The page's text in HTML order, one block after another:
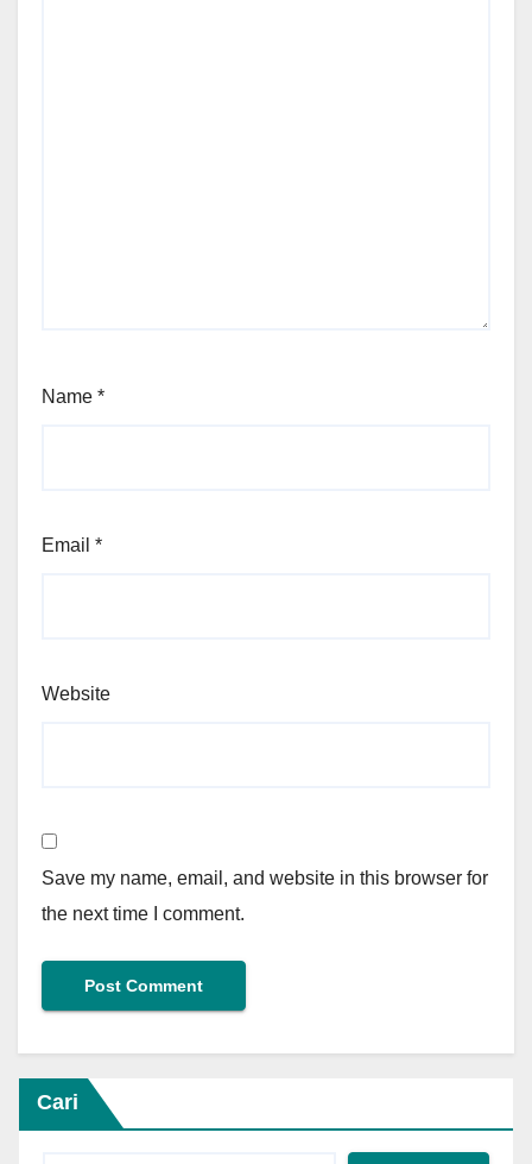
Name *
Email *
Website
Save my name, email, and website in this browser for
the next time I comment.
Cari